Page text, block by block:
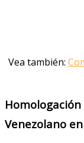
Vea también:
Venezolano